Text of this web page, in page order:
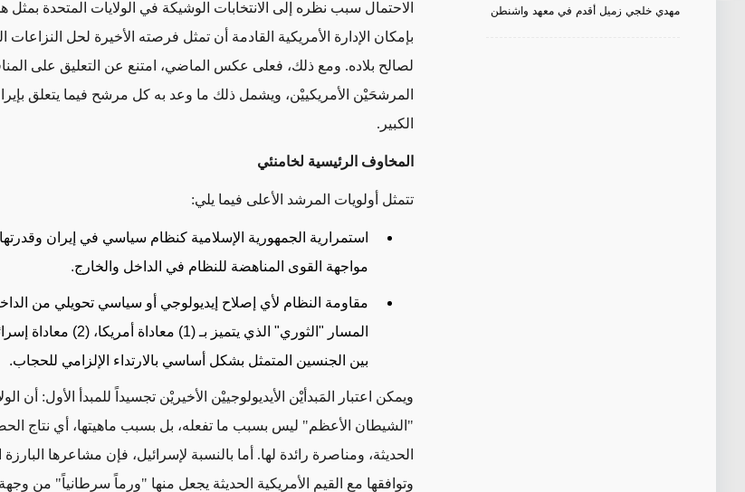
مهدي خلجي زميل أقدم في معهد واشنطن
الاحتمال سبب نظره إلى الانتخابات الوشيكة في الولايات المتحدة
بإمكان الإدارة الأمريكية القادمة أن تمثل فرصته الأخيرة لحل النزاعات
لصالح بلاده. ومع ذلك، فعلى عكس الماضي، امتنع عن التعليق على
المرشحَيْن الأمريكييْن، ويشمل ذلك ما وعد به كل مرشح فيما يتعلق
الكبير.
المخاوف الرئيسية لخامنئي
تتمثل أولويات المرشد الأعلى فيما يلي:
استمرارية الجمهورية الإسلامية كنظام سياسي في إيران
مواجهة القوى المناهضة للنظام في الداخل والخارج.
مقاومة النظام لأي إصلاح إيديولوجي أو سياسي تحويلي من
بين الجنسين المتمثل بشكل أساسي بالارتداء الإلزامي للحجاب.
ويمكن اعتبار المَبدأيْن الأيديولوجييْن الأخيريْن تجسيداً للمبدأ الأول: أن
"الشيطان الأعظم" ليس بسبب ما تفعله، بل بسبب ماهيتها، أي نتاج
الحديثة، ومناصرة رائدة لها. أما بالنسبة لإسرائيل، فإن مشاعرها البارزة
وتوافقها مع القيم الأمريكية الحديثة يجعل منها "ورماً سرطانياً" من